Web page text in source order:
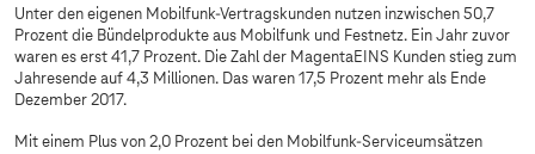
Unter den eigenen Mobilfunk-Vertragskunden nutzen inzwischen 50,7
Prozent die Bündelprodukte aus Mobilfunk und Festnetz. Ein Jahr zuvor
waren es erst 41,7 Prozent. Die Zahl der MagentaEINS Kunden stieg zum
Jahresende auf 4,3 Millionen. Das waren 17,5 Prozent mehr als Ende
Dezember 2017.
Mit einem Plus von 2,0 Prozent bei den Mobilfunk-Serviceumsätzen